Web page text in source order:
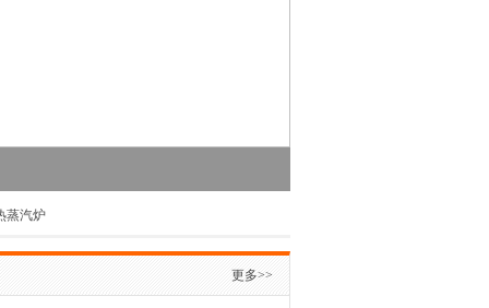
蒸汽炉
更多>>